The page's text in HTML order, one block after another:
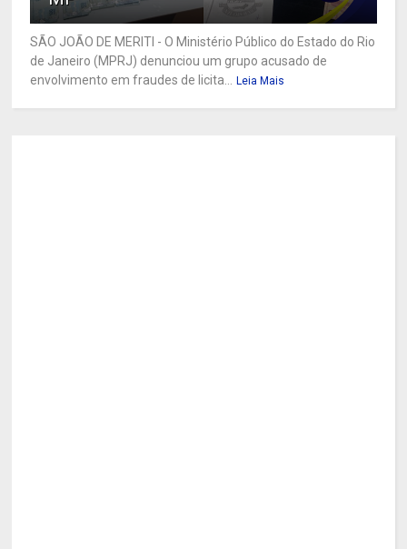
SÃO JOÃO DE MERITI - O Ministério Público do Estado do Rio
de Janeiro (MPRJ) denunciou um grupo acusado de
envolvimento em fraudes de licita... Leia Mais